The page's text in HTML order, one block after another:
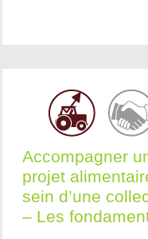
Accompagner
projet
sein d’une
– Les